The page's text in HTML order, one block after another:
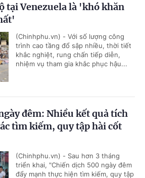
tại Venezuela là 'khó khăn
(Chinhphu.vn) - Với số lượng công
trình cao tầng đổ sập nhiều, thời tiết
khắc nghiệt, rung chấn tiếp diễn,
nhiệm vụ tham gia khắc phục hậu...
đêm: Nhiều kết quả tích
tìm kiếm, quy tập hài cốt
(Chinhphu.vn) - Sau hơn 3 tháng
triển khai, "Chiến dịch 500 ngày đêm
đẩy mạnh thực hiện tìm kiếm, quy tập